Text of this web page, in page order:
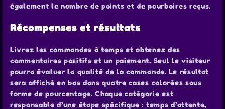
également le nombre de points et de pourboires reçus.
Récompenses et résultats
Livrez les commandes à temps et obtenez des
commentaires positifs et un paiement. Seul le visiteur
pourra évaluer la qualité de la commande. Le résultat
sera affiché en bas dans quatre cases colorées sous
forme de pourcentage. Chaque catégorie est
responsable d’une étape spécifique : temps d’attente,